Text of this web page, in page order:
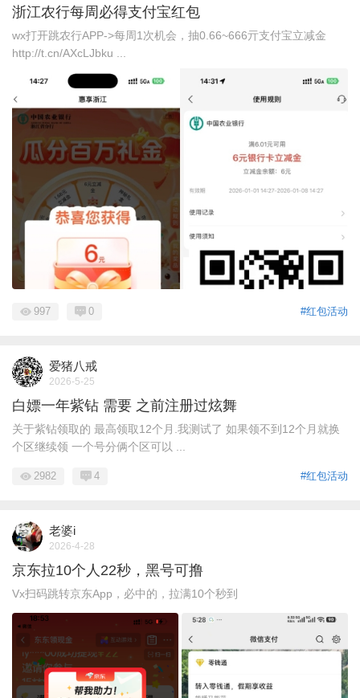
浙江农行每周必得支付宝红包
wx打开跳农行APP->每周1次机会，抽0.66~666亓支付宝立减金
http://t.cn/AXcLJbku ...
#红包活动
997 0
爱猪八戒
2026-5-25
白嫖一年紫钻 需要 之前注册过炫舞
关于紫钻领取的 最高领取12个月.我测试了 如果领不到12个月就换
个区继续领 一个号分俩个区可以 ...
#红包活动
2982 4
老婆i
2026-4-28
京东拉10个人22秒，黑号可撸
Vx扫码跳转京东App，必中的，拉满10个秒到